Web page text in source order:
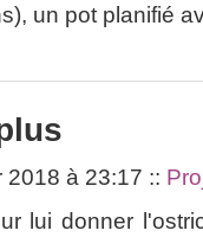
un pot planifié
2018 à 23:17 ::
lui donner